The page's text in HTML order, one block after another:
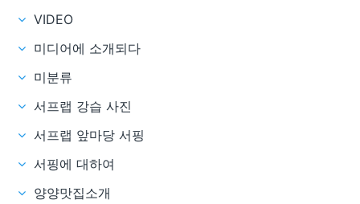
VIDEO
미디어에 소개되다
미분류
서프랩 강습 사진
서프랩 앞마당 서핑
서핑에 대하여
양양맛집소개